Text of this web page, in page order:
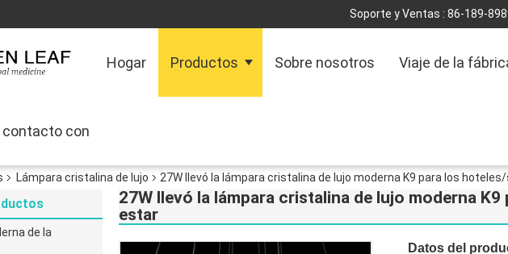
Soporte y Ventas : 86-189-
Hogar Productos Sobre nosotros Viaje de la
contacto con
Lámpara cristalina de lujo 27W llevó la lámpara cristalina de lujo moderna K9 para los
de la
27W llevó la lámpara cristalina de lujo moderna
estar
Datos del